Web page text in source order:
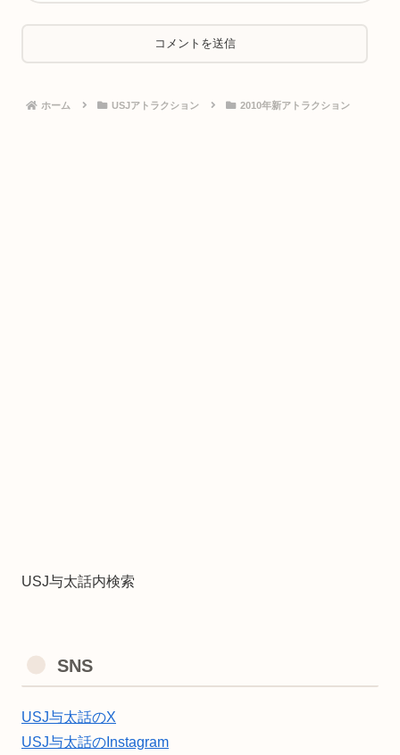
ホーム USJアトラクション 2010年新アトラクション
USJ与太話内検索
SNS
USJ与太話のX
USJ与太話のInstagram